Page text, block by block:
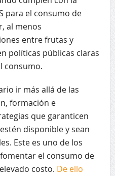
para el consumo de
al menos
entre frutas y
políticas públicas claras
consumo.
ir más allá de las
formación e
que garanticen
disponible y sean
Este es uno de los
el consumo de
costo. De ello